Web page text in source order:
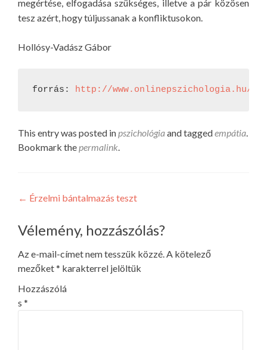
megértése, elfogadása szükséges, illetve a pár közösen
tesz azért, hogy túljussanak a konfliktusokon.
Hollósy-Vadász Gábor
forrás: http://www.onlinepszichologia.hu/
This entry was posted inpszichológiaand taggedempátia.
Bookmark thepermalink.
Bejegyzés
navigáció
← Érzelmi bántalmazás teszt
Vélemény, hozzászólás?
Az e-mail-címet nem tesszük közzé.A kötelező
mezőket* karakterrel jelöltük
Hozzászólá
s *